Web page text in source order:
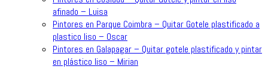
afinado – Luisa
Pintores en Parque Coimbra – Quitar Gotele plastificado a
plastico liso – Oscar
Pintores en Galapagar – Quitar gotele plastificado y pintar
en plástico liso – Mirian